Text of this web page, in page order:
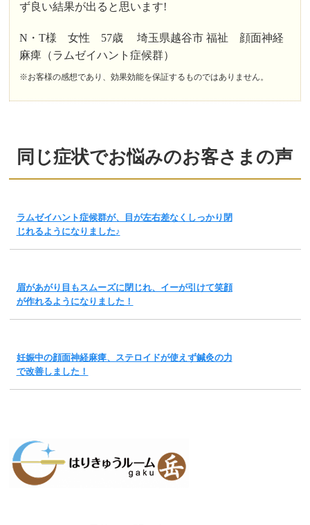
ず良い結果が出ると思います!
N・T様 女性 57歳 埼玉県越谷市 福祉 顔面神経
麻痺（ラムゼイハント症候群）
※お客様の感想であり、効果効能を保証するものではありません。
同じ症状でお悩みのお客さまの声
ラムゼイハント症候群が、目が左右差なくしっかり閉
じれるようになりました♪
眉があがり目もスムーズに閉じれ、イーが引けて笑顔
が作れるようになりました！
妊娠中の顔面神経麻痺、ステロイドが使えず鍼灸の力
で改善しました！